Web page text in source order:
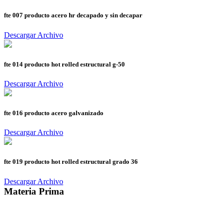
fte 007 producto acero hr decapado y sin decapar
Descargar Archivo
fte 014 producto hot rolled estructural g-50
Descargar Archivo
fte 016 producto acero galvanizado
Descargar Archivo
fte 019 producto hot rolled estructural grado 36
Descargar Archivo
Materia Prima